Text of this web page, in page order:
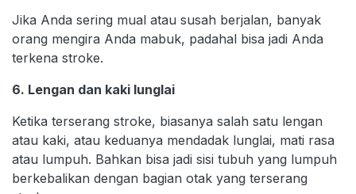
Jika Anda sering mual atau susah berjalan, banyak
orang mengira Anda mabuk, padahal bisa jadi Anda
terkena stroke.
6. Lengan dan kaki lunglai
Ketika terserang stroke, biasanya salah satu lengan
atau kaki, atau keduanya mendadak lunglai, mati rasa
atau lumpuh. Bahkan bisa jadi sisi tubuh yang lumpuh
berkebalikan dengan bagian otak yang terserang